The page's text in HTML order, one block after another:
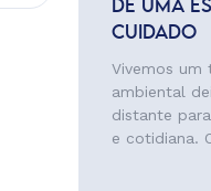
DE UMA
CUIDADO
Vivemos um
ambiental
distante
e cotidiana.